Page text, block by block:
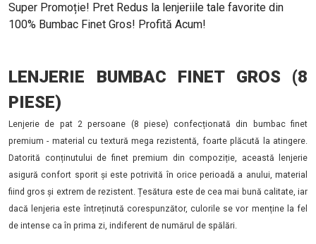
Super Promoție! Pret Redus la lenjeriile tale favorite din
100% Bumbac Finet Gros! Profită Acum!
LENJERIE BUMBAC FINET GROS (8
PIESE)
Lenjerie de pat 2 persoane (8 piese) confecționată din bumbac finet
premium - material cu textură mega rezistentă, foarte plăcută la atingere.
Datorită conținutului de finet premium din compoziție, această lenjerie
asigură confort sporit și este potrivită în orice perioadă a anului, material
fiind gros și extrem de rezistent. Țesătura este de cea mai bună calitate, iar
dacă lenjeria este întreținută corespunzător, culorile se vor menține la fel
de intense ca în prima zi, indiferent de numărul de spălări.